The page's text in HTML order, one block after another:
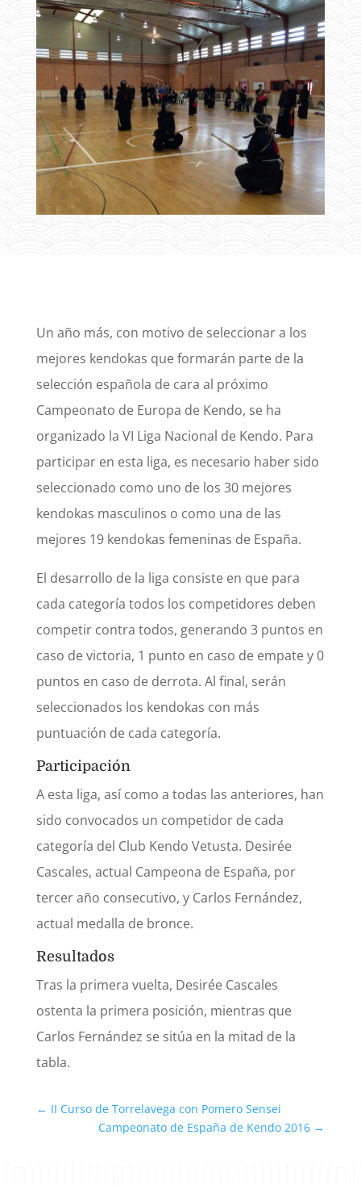
Un año más, con motivo de seleccionar a los
mejores kendokas que formarán parte de la
selección española de cara al próximo
Campeonato de Europa de Kendo, se ha
organizado la VI Liga Nacional de Kendo. Para
participar en esta liga, es necesario haber sido
seleccionado como uno de los 30 mejores
kendokas masculinos o como una de las
mejores 19 kendokas femeninas de España.
El desarrollo de la liga consiste en que para
cada categoría todos los competidores deben
competir contra todos, generando 3 puntos en
caso de victoria, 1 punto en caso de empate y 0
puntos en caso de derrota. Al final, serán
seleccionados los kendokas con más
puntuación de cada categoría.
Participación
A esta liga, así como a todas las anteriores, han
sido convocados un competidor de cada
categoría del Club Kendo Vetusta. Desirée
Cascales, actual Campeona de España, por
tercer año consecutivo, y Carlos Fernández,
actual medalla de bronce.
Resultados
Tras la primera vuelta, Desirée Cascales
ostenta la primera posición, mientras que
Carlos Fernández se sitúa en la mitad de la
tabla.
← II Curso de Torrelavega con Pomero Sensei
Campeonato de España de Kendo 2016 →